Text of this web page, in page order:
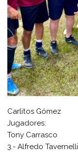
Carlitos Gómez
Jugadores:
Tony Carrasco
3.- Alfredo Tavernelli